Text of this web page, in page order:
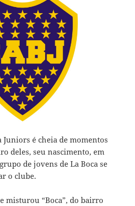
Juniors é cheia de momentos
deles, seu nascimento, em
de jovens de La Boca se
o clube.
misturou “Boca”, do bairro